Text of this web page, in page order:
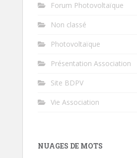
Forum Photovoltaïque
Non classé
Photovoltaïque
Présentation Association
Site BDPV
Vie Association
NUAGES DE MOTS